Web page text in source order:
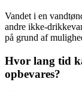
Vandet i en
andre ikke-
på grund af
Hvor lang tid
opbevares?